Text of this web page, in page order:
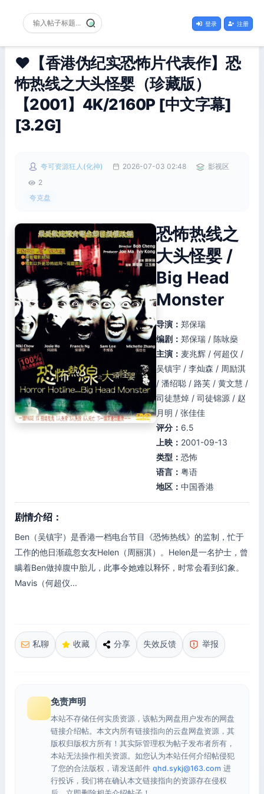
登录 注册
❤️【香港伪纪实恐怖片代表作】恐
怖热线之大头怪婴（珍藏版）
【2001】4K/2160P [中文字幕]
[3.2G]
夸可资源狂人(化神) 2026-07-03 02:48
影视区
2
夸克盘
恐怖热线之
大头怪婴 /
Big Head
Monster
导演： 郑保瑞
编剧： 郑保瑞 / 陈咏燊
主演： 麦兆辉 / 何超仪 /
吴镇宇 / 李灿森 / 周励淇
/ 潘绍聪 / 路芙 / 黄文慧 /
司徒慧焯 / 司徒锦源 / 赵
月明 / 张佳佳
评分： 6.5
上映： 2001-09-13
类型： 恐怖
语言： 粤语
地区： 中国香港
剧情介绍：
Ben（吴镇宇）是香港一档电台节目《恐怖热线》的监制，忙于
工作的他日渐疏忽女友Helen（周丽淇）。Helen是一名护士，曾
瞒着Ben做掉腹中胎儿，此事令她难以释怀，时常会看到幻象。
Mavis（何超仪...
私聊 收藏 分享 失效反馈 举报
免责声明
本站不存储任何实质资源，该帖为网盘用户发布的网盘
链接介绍帖。本文内所有链接指向的云盘网盘资源，其
版权归版权方所有！其实际管理权为帖子发布者所有，
本站无法操作相关资源。如您认为本站任何介绍帖侵犯
了您的合法版权，请发送邮件 qhd.sykj@163.com 进
行投诉，我们将在确认本文链接指向的资源存在侵权